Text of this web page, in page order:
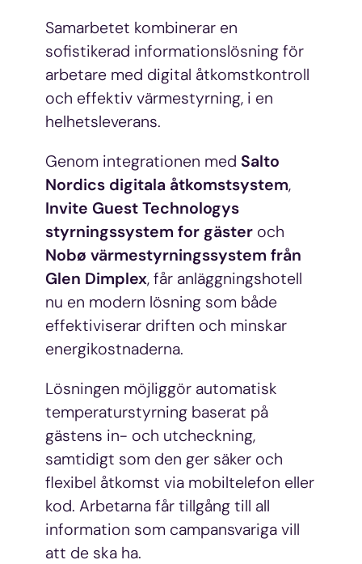
Samarbetet kombinerar en
sofistikerad informationslösning för
arbetare med digital åtkomstkontroll
och effektiv värmestyrning, i en
helhetsleverans.
Genom integrationen med Salto
Nordics digitala åtkomstsystem,
Invite Guest Technologys
styrningssystem for gäster och
Nobø värmestyrningssystem från
Glen Dimplex, får anläggningshotell
nu en modern lösning som både
effektiviserar driften och minskar
energikostnaderna.
Lösningen möjliggör automatisk
temperaturstyrning baserat på
gästens in- och utcheckning,
samtidigt som den ger säker och
flexibel åtkomst via mobiltelefon eller
kod. Arbetarna får tillgång till all
information som campansvariga vill
att de ska ha.